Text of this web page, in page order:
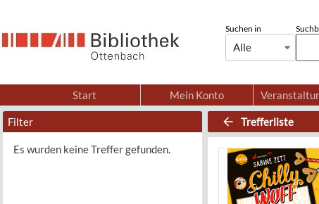
Suchen in
Alle
Start Mein Konto
Filter
Es wurden keine Treffer gefunden.
Trefferliste